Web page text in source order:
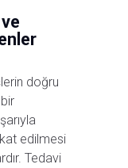
doğru
edilmesi
Tedavi